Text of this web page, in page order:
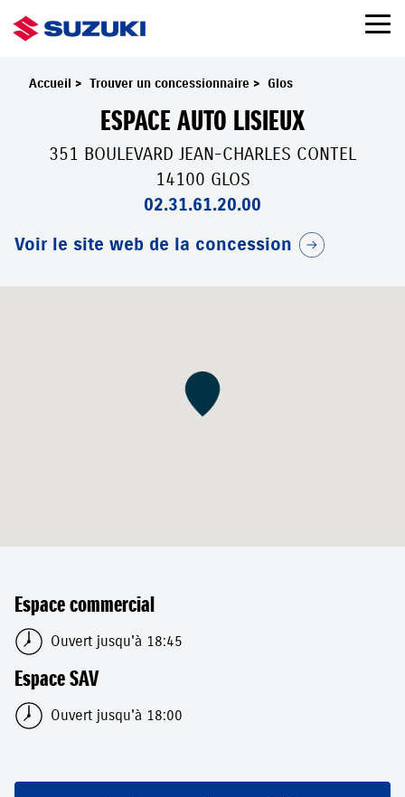
Accueil > Trouver un concessionnaire > Glos
ESPACE AUTO LISIEUX
351 BOULEVARD JEAN-CHARLES CONTEL
14100 GLOS
02.31.61.20.00
Voir le site web de la concession
Espace commercial
Ouvert jusqu'à 18:45
Espace SAV
Ouvert jusqu'à 18:00